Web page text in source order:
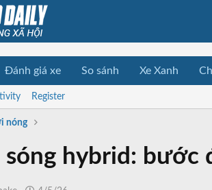
Đánh giá xe So sánh Xe Xanh
Register
nóng
sóng hybrid: bước